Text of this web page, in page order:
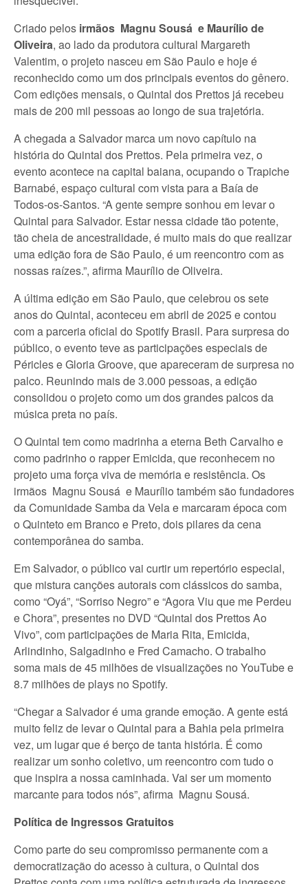
Criado pelos irmãos Magnu Sousá e Maurílio de
Oliveira, ao lado da produtora cultural Margareth
Valentim, o projeto nasceu em São Paulo e hoje é
reconhecido como um dos principais eventos do gênero.
Com edições mensais, o Quintal dos Prettos já recebeu
mais de 200 mil pessoas ao longo de sua trajetória.
A chegada a Salvador marca um novo capítulo na
história do Quintal dos Prettos. Pela primeira vez, o
evento acontece na capital baiana, ocupando o Trapiche
Barnabé, espaço cultural com vista para a Baía de
Todos-os-Santos. “A gente sempre sonhou em levar o
Quintal para Salvador. Estar nessa cidade tão potente,
tão cheia de ancestralidade, é muito mais do que realizar
uma edição fora de São Paulo, é um reencontro com as
nossas raízes.”, afirma Maurílio de Oliveira.
A última edição em São Paulo, que celebrou os sete
anos do Quintal, aconteceu em abril de 2025 e contou
com a parceria oficial do Spotify Brasil. Para surpresa do
público, o evento teve as participações especiais de
Péricles e Gloria Groove, que apareceram de surpresa no
palco. Reunindo mais de 3.000 pessoas, a edição
consolidou o projeto como um dos grandes palcos da
música preta no país.
O Quintal tem como madrinha a eterna Beth Carvalho e
como padrinho o rapper Emicida, que reconhecem no
projeto uma força viva de memória e resistência. Os
irmãos Magnu Sousá e Maurílio também são fundadores
da Comunidade Samba da Vela e marcaram época com
o Quinteto em Branco e Preto, dois pilares da cena
contemporânea do samba.
Em Salvador, o público vai curtir um repertório especial,
que mistura canções autorais com clássicos do samba,
como “Oyá”, “Sorriso Negro” e “Agora Viu que me Perdeu
e Chora”, presentes no DVD “Quintal dos Prettos Ao
Vivo”, com participações de Maria Rita, Emicida,
Arlindinho, Salgadinho e Fred Camacho. O trabalho
soma mais de 45 milhões de visualizações no YouTube e
8.7 milhões de plays no Spotify.
“Chegar a Salvador é uma grande emoção. A gente está
muito feliz de levar o Quintal para a Bahia pela primeira
vez, um lugar que é berço de tanta história. É como
realizar um sonho coletivo, um reencontro com tudo o
que inspira a nossa caminhada. Vai ser um momento
marcante para todos nós”, afirma Magnu Sousá.
Política de Ingressos Gratuitos
Como parte do seu compromisso permanente com a
democratização do acesso à cultura, o Quintal dos